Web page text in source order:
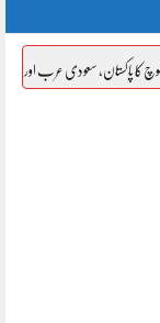
عرب اور ترکیہ کے درمیان مکہ